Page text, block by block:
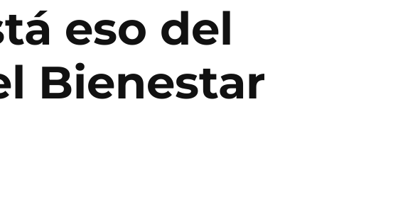
eso del
Bienestar